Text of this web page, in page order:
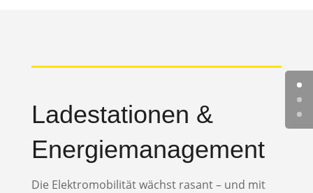
Ladestationen &
Energiemanagement
Die Elektromobilität wächst rasant – und mit